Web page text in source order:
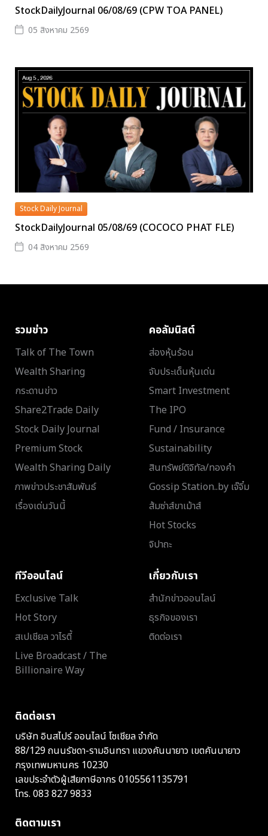
StockDailyJournal 06/08/69 (CPW TOA PANEL)
05 สิงหาคม 2569
Stock Daily Journal
StockDailyJournal 05/08/69 (COCOCO PHAT FLE)
04 สิงหาคม 2569
รวมข่าว
Talk of The Town
Wealth Sharing
กระดานข่าว
Share2Trade Daily
Stock Daily Journal
Premium Stock
Wealth Sharing Daily
ภาพข่าวประชาสัมพันธ์
เรื่องเด่นวันนี้
คอลัมนิสต์
ส่องหุ้นร้อน
จับประเด็นหุ้นเด่น
Smart Investment
The IPO
Fund / Insurance
Sustainability
สินทรัพย์ดิจิทัล/ทองคำ
Gossip Station..by เจ๊จิ๋ม
ส้มซ่าส์ขาเม้าส์
Hot Stocks
จิปาถะ
ทีวีออนไลน์
Exclusive Talk
Hot Story
สเปเชียล วาไรตี้
Live Broadcast / The
Billionaire Way
เกี่ยวกับเรา
สำนักข่าวออนไลน์
ธุรกิจของเรา
ติดต่อเรา
ติดต่อเรา
บริษัท อินสไปร์ ออนไลน์ โซเชียล จำกัด
88/129 ถนนรัชดา-รามอินทรา แขวงคันนายาว เขตคันนายาว
กรุงเทพมหานคร 10230
เลขประจำตัวผู้เสียภาษีอากร 0105561135791
โทร. 083 827 9833
ติดตามเรา